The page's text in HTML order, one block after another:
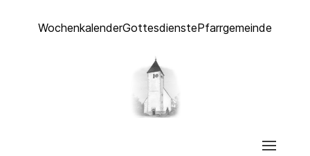
WochenkalenderGottesdienstePfarrgemeinde